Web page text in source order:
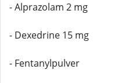
- Alprazolam 2 mg
- Dexedrine 15 mg
- Fentanylpulver